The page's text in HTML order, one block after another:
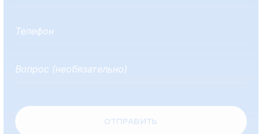
ОТПРАВИТЬ